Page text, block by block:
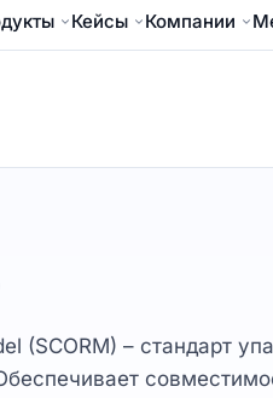
Кейсы Компании
(SCORM) – стандарт